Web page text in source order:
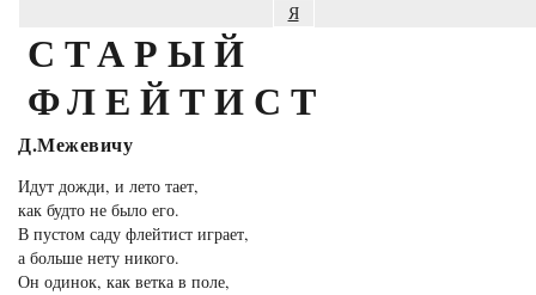
Я
СТАРЫЙ
ФЛЕЙТИСТ
Д.Межевичу
Идут дожди, и лето тает,
как будто не было его.
В пустом саду флейтист играет,
а больше нету никого.
Он одинок, как ветка в поле,